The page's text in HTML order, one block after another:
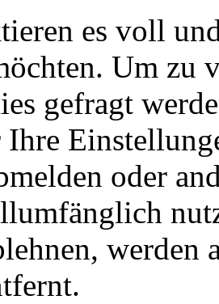
es voll
Um zu
gefragt
oder
werden